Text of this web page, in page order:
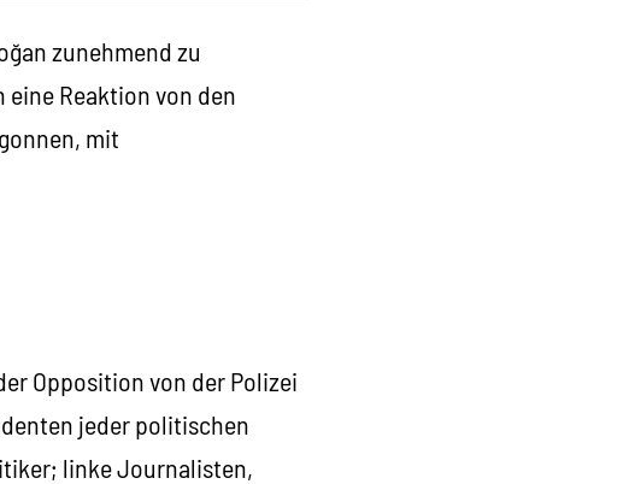
zunehmend zu
Reaktion von den
mit
Opposition von der Polizei
jeder politischen
linke Journalisten,